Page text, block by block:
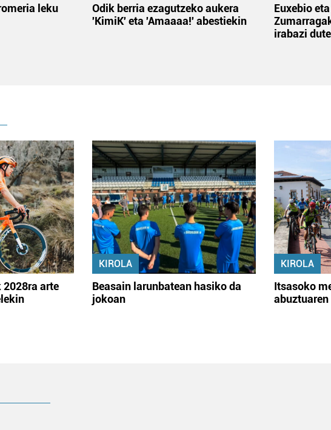
leku
Odik berria ezagutzeko aukera
'KimiK' eta 'Amaaaa!' abestiekin
Euxebio
irabazi
2028ra arte
KIROLA
Beasain larunbatean hasiko da
jokoan
KIROLA
Itsasoko